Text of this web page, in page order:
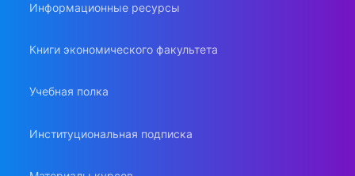
Информационные ресурсы
Книги экономического факультета
Учебная полка
Институциональная подписка